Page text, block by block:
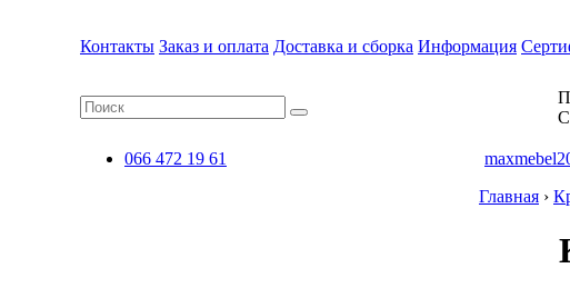
Контакты Заказ и оплата Доставка и сборка Информация
066 472 19 61
Главная ›